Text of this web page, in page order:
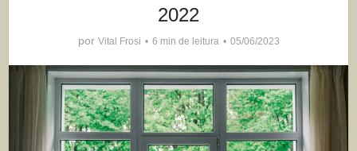
2022
por Vital Frosi 6 min de leitura 05/06/2023